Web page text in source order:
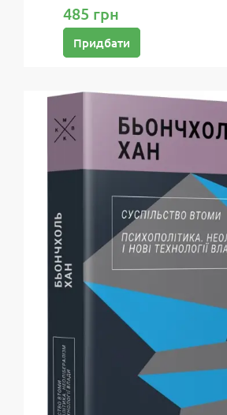
485 грн
Придбати